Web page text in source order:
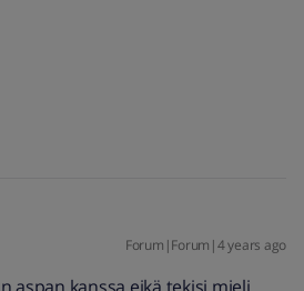
Forum|Forum|4 years ago